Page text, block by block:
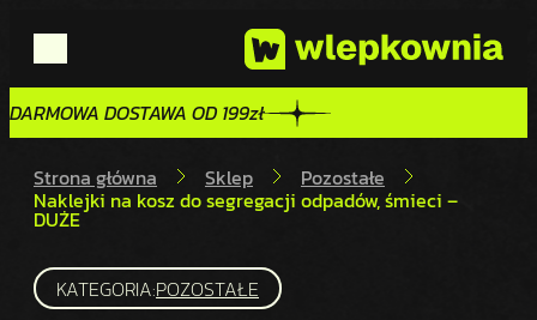
DARMOWA DOSTAWA OD 199zł
DARMOWA DOSTAWA OD 199zł
Strona główna Sklep Pozostałe
Naklejki na kosz do segregacji odpadów, śmieci –
DUŻE
KATEGORIA:POZOSTAŁE